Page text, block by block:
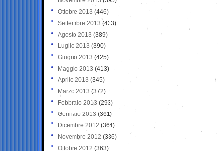
Ottobre 2013 (446)
Settembre 2013 (433)
Agosto 2013 (389)
Luglio 2013 (390)
Giugno 2013 (425)
Maggio 2013 (413)
Aprile 2013 (345)
Marzo 2013 (372)
Febbraio 2013 (293)
Gennaio 2013 (361)
Dicembre 2012 (364)
Novembre 2012 (336)
Ottobre 2012 (363)